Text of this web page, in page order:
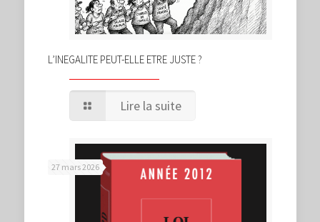
L’INEGALITE PEUT-ELLE ETRE JUSTE ?
Lire la suite
27 mars 2026